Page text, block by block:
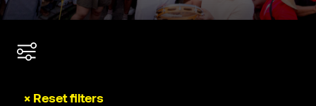
partners
× Reset filters